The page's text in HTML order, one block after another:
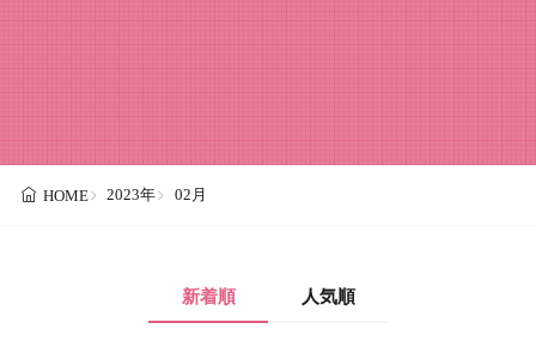
HOME 2023年 02月
新着順 人気順